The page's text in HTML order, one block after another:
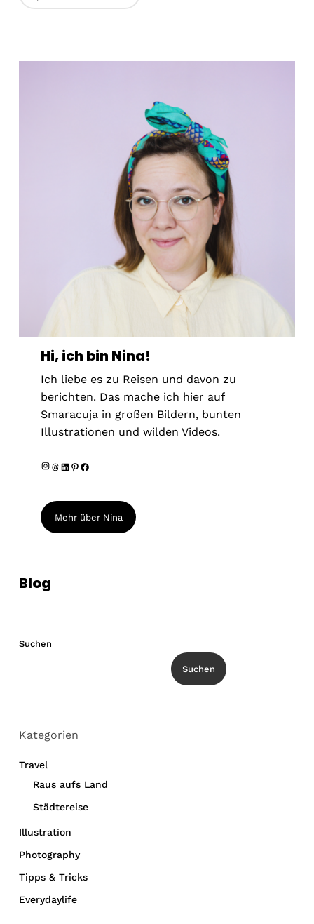
Hi, ich bin Nina!
Ich liebe es zu Reisen und davon zu
berichten. Das mache ich hier auf
Smaracuja in großen Bildern, bunten
Illustrationen und wilden Videos.
I
s
a
T
r
e
a
L
n
k
e
P
n
t
e
c
e
b
Mehr über Nina
Blog
Suchen
Suchen
Kategorien
Travel
Raus aufs Land
Städtereise
Illustration
Photography
Tipps & Tricks
Everydaylife